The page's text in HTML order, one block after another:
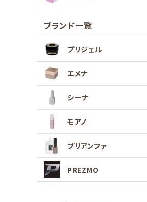
ブランド一覧
プリジェル
エメナ
シーナ
モアノ
プリアンファ
PREZMO